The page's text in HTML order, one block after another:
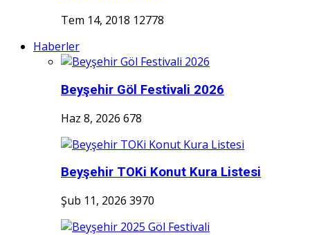
Tem 14, 2018 12778
Haberler
Beyşehir Göl Festivali 2026
Haz 8, 2026 678
Beyşehir TOKi Konut Kura Listesi
Şub 11, 2026 3970